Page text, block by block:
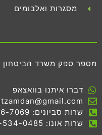
מסגרות ואלבומים
מספר ספק משרד הביטחון 83712361
דברו איתנו בוואצאפ
שרות סביונים: 03-536-7069
שרות אונו: 03-534-0485